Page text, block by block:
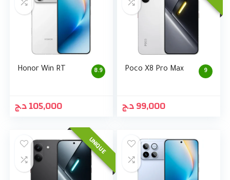
8.9
Honor Win RT
105,000د.ج
9
Poco X8 Pro Max
99,000د.ج
UNIQUE